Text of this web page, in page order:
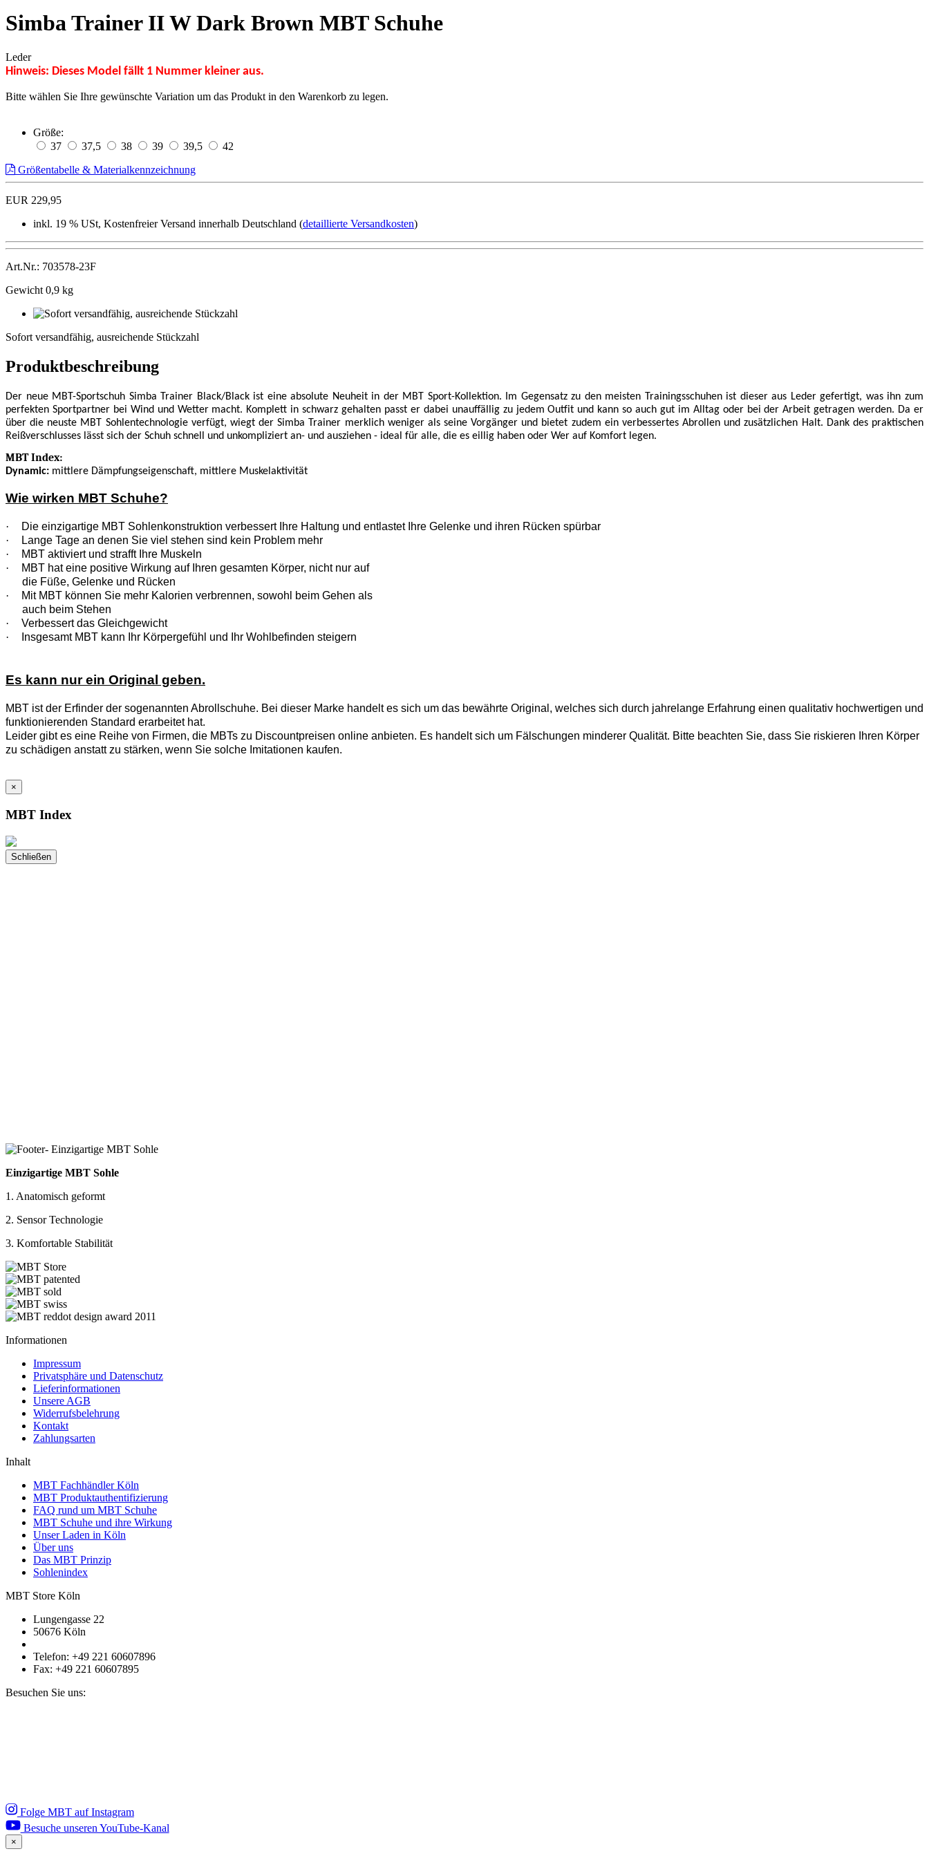
Simba Trainer II W Dark Brown MBT Schuhe
Leder
Hinweis: Dieses Model fällt 1 Nummer kleiner aus.
Bitte wählen Sie Ihre gewünschte Variation um das Produkt in den Warenkorb zu legen.
Größe:
37
37,5 38 39 39,5
42
Größentabelle & Materialkennzeichnung
EUR 229,95
inkl. 19 % USt, Kostenfreier Versand innerhalb Deutschland (detaillierte Versandkosten)
Art.Nr.: 703578-23F
Gewicht 0,9 kg
Sofort versandfähig, ausreichende Stückzahl
Produktbeschreibung
Der neue MBT-Sportschuh Simba Trainer Black/Black ist eine absolute Neuheit in der MBT Sport-Kollektion. Im Gegensatz zu den meisten Trainingsschuhen ist dieser aus Leder gefertigt, was ihn zum
perfekten Sportpartner bei Wind und Wetter macht. Komplett in schwarz gehalten passt er dabei unauffällig zu jedem Outfit und kann so auch gut im Alltag oder bei der Arbeit getragen werden. Da er
über die neuste MBT Sohlentechnologie verfügt, wiegt der Simba Trainer merklich weniger als seine Vorgänger und bietet zudem ein verbessertes Abrollen und zusätzlichen Halt. Dank des praktischen
Reißverschlusses lässt sich der Schuh schnell und unkompliziert an- und ausziehen - ideal für alle, die es eillig haben oder Wer auf Komfort legen.
MBT Index:
Dynamic: mittlere Dämpfungseigenschaft, mittlere Muskelaktivität
Wie wirken MBT Schuhe?
·
Die einzigartige MBT Sohlenkonstruktion verbessert Ihre Haltung und entlastet Ihre Gelenke und ihren Rücken spürbar
·
Lange Tage an denen Sie viel stehen sind kein Problem mehr
·
MBT aktiviert und strafft Ihre Muskeln
·
MBT hat eine positive Wirkung auf Ihren gesamten Körper, nicht nur auf
die Füße, Gelenke und Rücken
·
Mit MBT können Sie mehr Kalorien verbrennen, sowohl beim Gehen als
auch beim Stehen
·
Verbessert das Gleichgewicht
·
Insgesamt MBT kann Ihr Körpergefühl und Ihr Wohlbefinden steigern
Es kann nur ein Original geben.
MBT ist der Erfinder der sogenannten Abrollschuhe. Bei dieser Marke handelt es sich um das bewährte Original, welches sich durch jahrelange Erfahrung einen qualitativ hochwertigen und
funktionierenden Standard erarbeitet hat.
Leider gibt es eine Reihe von Firmen, die MBTs zu Discountpreisen online anbieten. Es handelt sich um Fälschungen minderer Qualität. Bitte beachten Sie, dass Sie riskieren Ihren Körper
zu schädigen anstatt zu stärken, wenn Sie solche Imitationen kaufen.
×
MBT Index
Schließen
Einzigartige MBT Sohle
1. Anatomisch geformt
2. Sensor Technologie
3. Komfortable Stabilität
Informationen
Impressum
Privatsphäre und Datenschutz
Lieferinformationen
Unsere AGB
Widerrufsbelehrung
Kontakt
Zahlungsarten
Inhalt
MBT Fachhändler Köln
MBT Produktauthentifizierung
FAQ rund um MBT Schuhe
MBT Schuhe und ihre Wirkung
Unser Laden in Köln
Über uns
Das MBT Prinzip
Sohlenindex
MBT Store Köln
Lungengasse 22
50676 Köln
Telefon: +49 221 60607896
Fax: +49 221 60607895
Besuchen Sie uns:
Folge MBT auf Instagram
Besuche unseren YouTube-Kanal
×
Close